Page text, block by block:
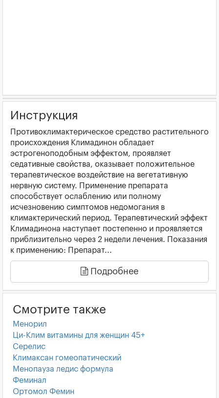
Инструкция
Противоклимактерическое средство растительного
происхождения Климадинон обладает
эстрогеноподобным эффектом, проявляет
седативные свойства, оказывает положительное
терапевтическое воздействие на вегетативную
нервную систему. Применение препарата
способствует ослаблению или полному
исчезновению симптомов недомогания в
климактерический период. Терапевтический эффект
Климадинона наступает постепенно и проявляется
приблизительно через 2 недели лечения. Показания
к применению: Препарат...
Подробнее
Смотрите также
Менорил
Ци-Клим витамины для женщин 45+
Серелис
Климаксан гомеопатический
Менопауза ледис формула
Феминал
Ортомол Фемин